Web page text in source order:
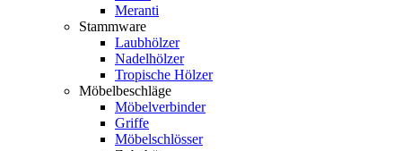
Meranti
Stammware
Laubhölzer
Nadelhölzer
Tropische Hölzer
Möbelbeschläge
Möbelverbinder
Griffe
Möbelschlösser